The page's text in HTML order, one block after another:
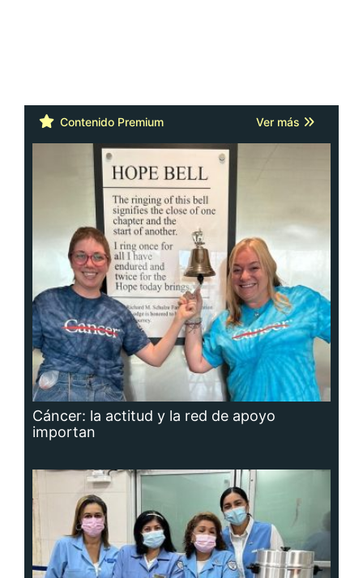
Contenido Premium Ver más
Cáncer: la actitud y la red de apoyo
importan